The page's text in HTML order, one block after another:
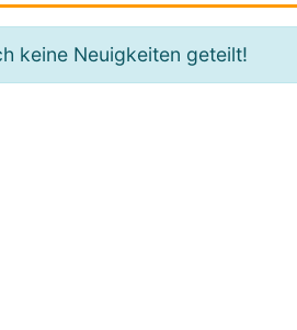
keine Neuigkeiten geteilt!